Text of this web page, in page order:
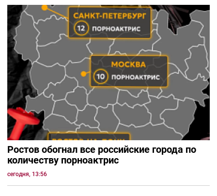
Ростов обогнал все российские города по
количеству порноактрис
сегодня, 13:56